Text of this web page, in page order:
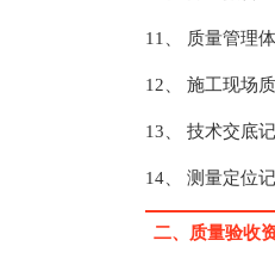
11、 质量管理
12、 施工现场
13、 技术交底
14、 测量定位
二、质量验收